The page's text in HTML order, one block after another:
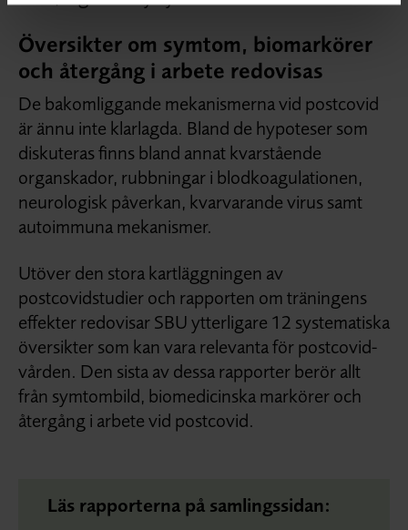
Översikter om symtom, biomarkörer
och återgång i arbete redovisas
De bakomliggande mekanismerna vid postcovid
är ännu inte klarlagda. Bland de hypoteser som
diskuteras finns bland annat kvarstående
organskador, rubbningar i blodkoagulationen,
neurologisk påverkan, kvarvarande virus samt
autoimmuna mekanismer.
Utöver den stora kartläggningen av
postcovidstudier och rapporten om träningens
effekter redovisar SBU ytterligare 12 systematiska
översikter som kan vara relevanta för postcovid-
vården. Den sista av dessa rapporter berör allt
från symtombild, biomedicinska markörer och
återgång i arbete vid postcovid.
Läs rapporterna på samlingssidan: